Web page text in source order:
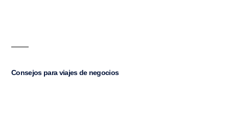
Consejos para viajes de negocios